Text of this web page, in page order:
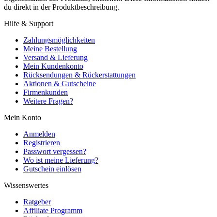
du direkt in der Produktbeschreibung.
Hilfe & Support
Zahlungsmöglichkeiten
Meine Bestellung
Versand & Lieferung
Mein Kundenkonto
Rücksendungen & Rückerstattungen
Aktionen & Gutscheine
Firmenkunden
Weitere Fragen?
Mein Konto
Anmelden
Registrieren
Passwort vergessen?
Wo ist meine Lieferung?
Gutschein einlösen
Wissenswertes
Ratgeber
Affiliate Programm